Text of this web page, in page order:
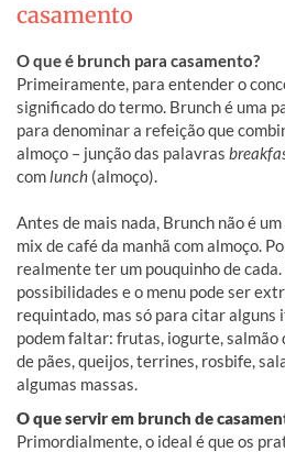
casamento
O que é brunch para casamento?
Primeiramente, para entender o
significado do termo. Brunch é uma
para denominar a refeição que
almoço – junção das palavras
comlunch (almoço).
Antes de mais nada, Brunch não é
mix de café da manhã com almoço.
realmente ter um pouquinho de
possibilidades e o menu pode ser
requintado, mas só para citar alguns
podem faltar: frutas, iogurte, salmão
de pães, queijos, terrines, rosbife,
algumas massas.
O que servir em brunch de
Primordialmente, o ideal é que os